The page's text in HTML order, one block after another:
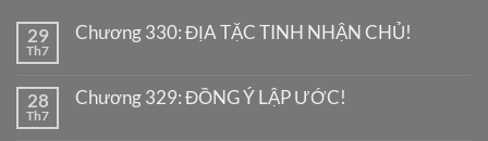
29
Th7
Chương 330: ĐỊA TẶC TINH NHẬN CHỦ!
28
Th7
Chương 329: ĐỒNG Ý LẬP ƯỚC!